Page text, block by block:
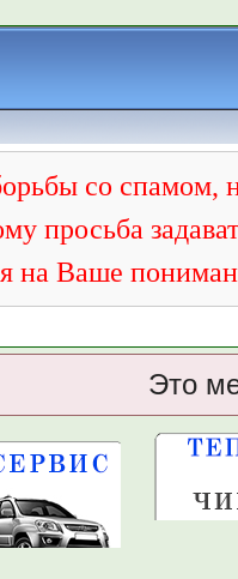
со спамом,
просьба
на Ваше
Это